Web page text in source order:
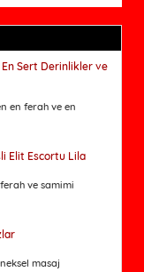
Sert Derinlikler ve
en ferah ve en
Elit Escortu Lila
ve samimi
masaj